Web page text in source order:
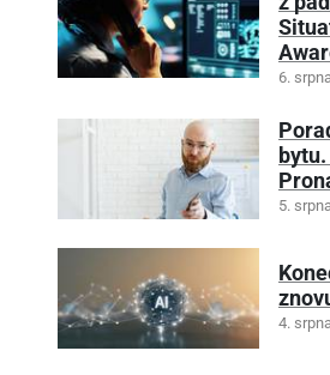
6.
5.
4.